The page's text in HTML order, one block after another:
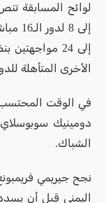
إلى 24
الأخرى المتأهلة
في الوقت المحتسب
دومينيك
الشباك.
نجح جيريمي
اليمنى قبل أن